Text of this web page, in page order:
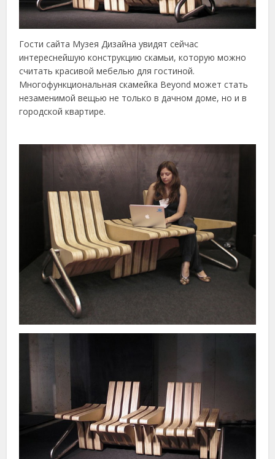
Гости сайта Музея Дизайна увидят сейчас
интереснейшую конструкцию скамьи, которую можно
считать красивой мебелью для гостиной.
Многофункциональная скамейка Beyond может стать
незаменимой вещью не только в дачном доме, но и в
городской квартире.